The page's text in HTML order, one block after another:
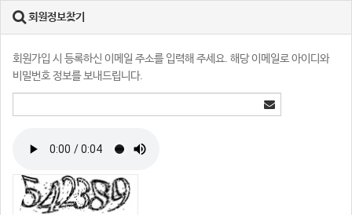
회원정보찾기
회원가입 시 등록하신 이메일 주소를 입력해 주세요. 해당 이메일로 아이디와
비밀번호 정보를 보내드립니다.